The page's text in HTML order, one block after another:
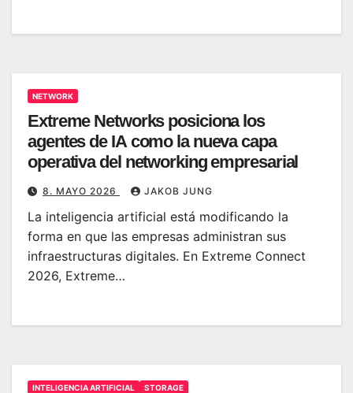
NETWORK
Extreme Networks posiciona los
agentes de IA como la nueva capa
operativa del networking empresarial
8. MAYO 2026 JAKOB JUNG
La inteligencia artificial está modificando la
forma en que las empresas administran sus
infraestructuras digitales. En Extreme Connect
2026, Extreme…
INTELIGENCIA ARTIFICIAL STORAGE